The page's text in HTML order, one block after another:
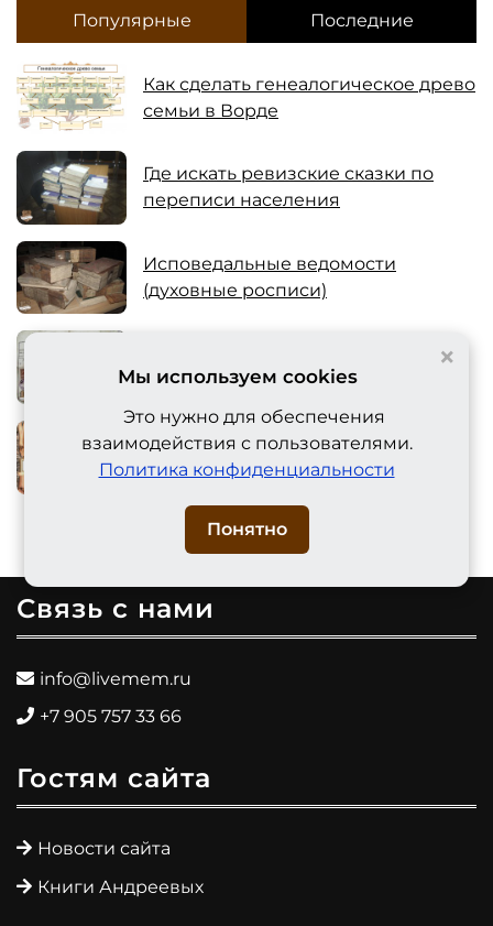
Популярные Последние
Как сделать генеалогическое древо
семьи в Ворде
Где искать ревизские сказки по
переписи населения
Исповедальные ведомости
(духовные росписи)
Церковные метрические книги -
где хранятся
Зачем нужна родословная и надо
ли знать предков
Связь с нами
info@livemem.ru
+7 905 757 33 66
Гостям сайта
Новости сайта
Книги Андреевых
×
Мы используем cookies
Это нужно для обеспечения
взаимодействия с пользователями.
Политика конфиденциальности
Понятно